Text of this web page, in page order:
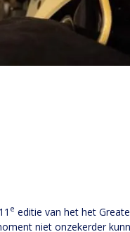
e editie van het het
niet onzekerder